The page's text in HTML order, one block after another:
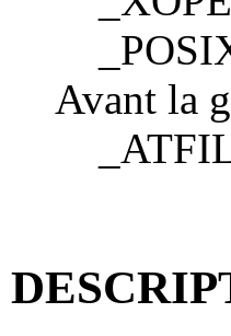
Avant la